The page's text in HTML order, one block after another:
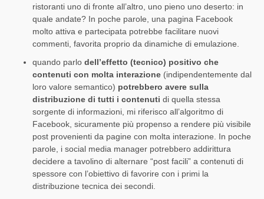
ristoranti uno di fronte all’altro, uno pieno uno deserto: in
quale andate? In poche parole, una pagina Facebook
molto attiva e partecipata potrebbe facilitare nuovi
commenti, favorita proprio da dinamiche di emulazione.
quando parlo dell’effetto (tecnico) positivo che
contenuti con molta interazione (indipendentemente dal
loro valore semantico) potrebbero avere sulla
distribuzione di tutti i contenuti di quella stessa
sorgente di informazioni, mi riferisco all’algoritmo di
Facebook, sicuramente più propenso a rendere più visibile
post provenienti da pagine con molta interazione. In poche
parole, i social media manager potrebbero addirittura
decidere a tavolino di alternare “post facili” a contenuti di
spessore con l’obiettivo di favorire con i primi la
distribuzione tecnica dei secondi.